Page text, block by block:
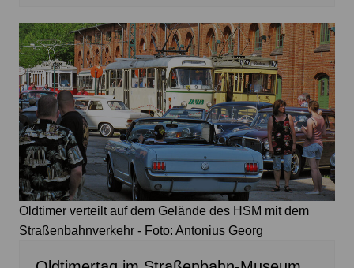
Oldtimer verteilt auf dem Gelände des HSM mit dem
Straßenbahnverkehr - Foto: Antonius Georg